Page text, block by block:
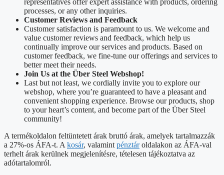
processes, or any other inquiries.
Customer Reviews and Feedback
Customer satisfaction is paramount to us. We welcome and
value customer reviews and feedback, which help us
continually improve our services and products. Based on
customer feedback, we fine-tune our offerings and services to
better meet their needs.
Join Us at the Über Steel Webshop!
Last but not least, we cordially invite you to explore our
webshop, where you’re guaranteed to have a pleasant and
convenient shopping experience. Browse our products, shop
to your heart’s content, and become part of the Über Steel
community!
A termékoldalon feltüntetett árak bruttó árak, amelyek tartalmazzák
a 27%-os ÁFA-t. A kosár, valamint pénztároldalakon az ÁFA-val
terhelt árak kerülnek megjelenítésre, tételesen tájékoztatva az
adótartalomról.